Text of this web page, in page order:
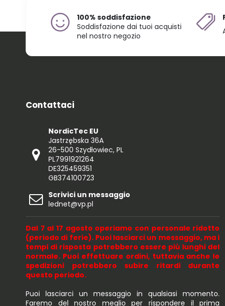
100% soddisfazione
Soddisfazione dai tuoi acquisti
nel nostro negozio
Contattaci
NordicTec EU
Jastrzębska 36A
26-500 Szydłowiec, PL
PL7991921264
DE325459351
GB374100723
Scrivici un messaggio
lednet@vp.pl
Dal 7 al 17 agosto operiamo con personale ridotto
(periodo di ferie). Puoi lasciarci un messaggio, ma i
tempi di risposta potrebbero essere più lunghi del
normale. Puoi effettuare ordini, tuttavia anche le
spedizioni potrebbero subire ritardi durante
questo periodo.
Puoi lasciarci un messaggio in qualsiasi momento.
Faremo del nostro meglio per rispondere il prima